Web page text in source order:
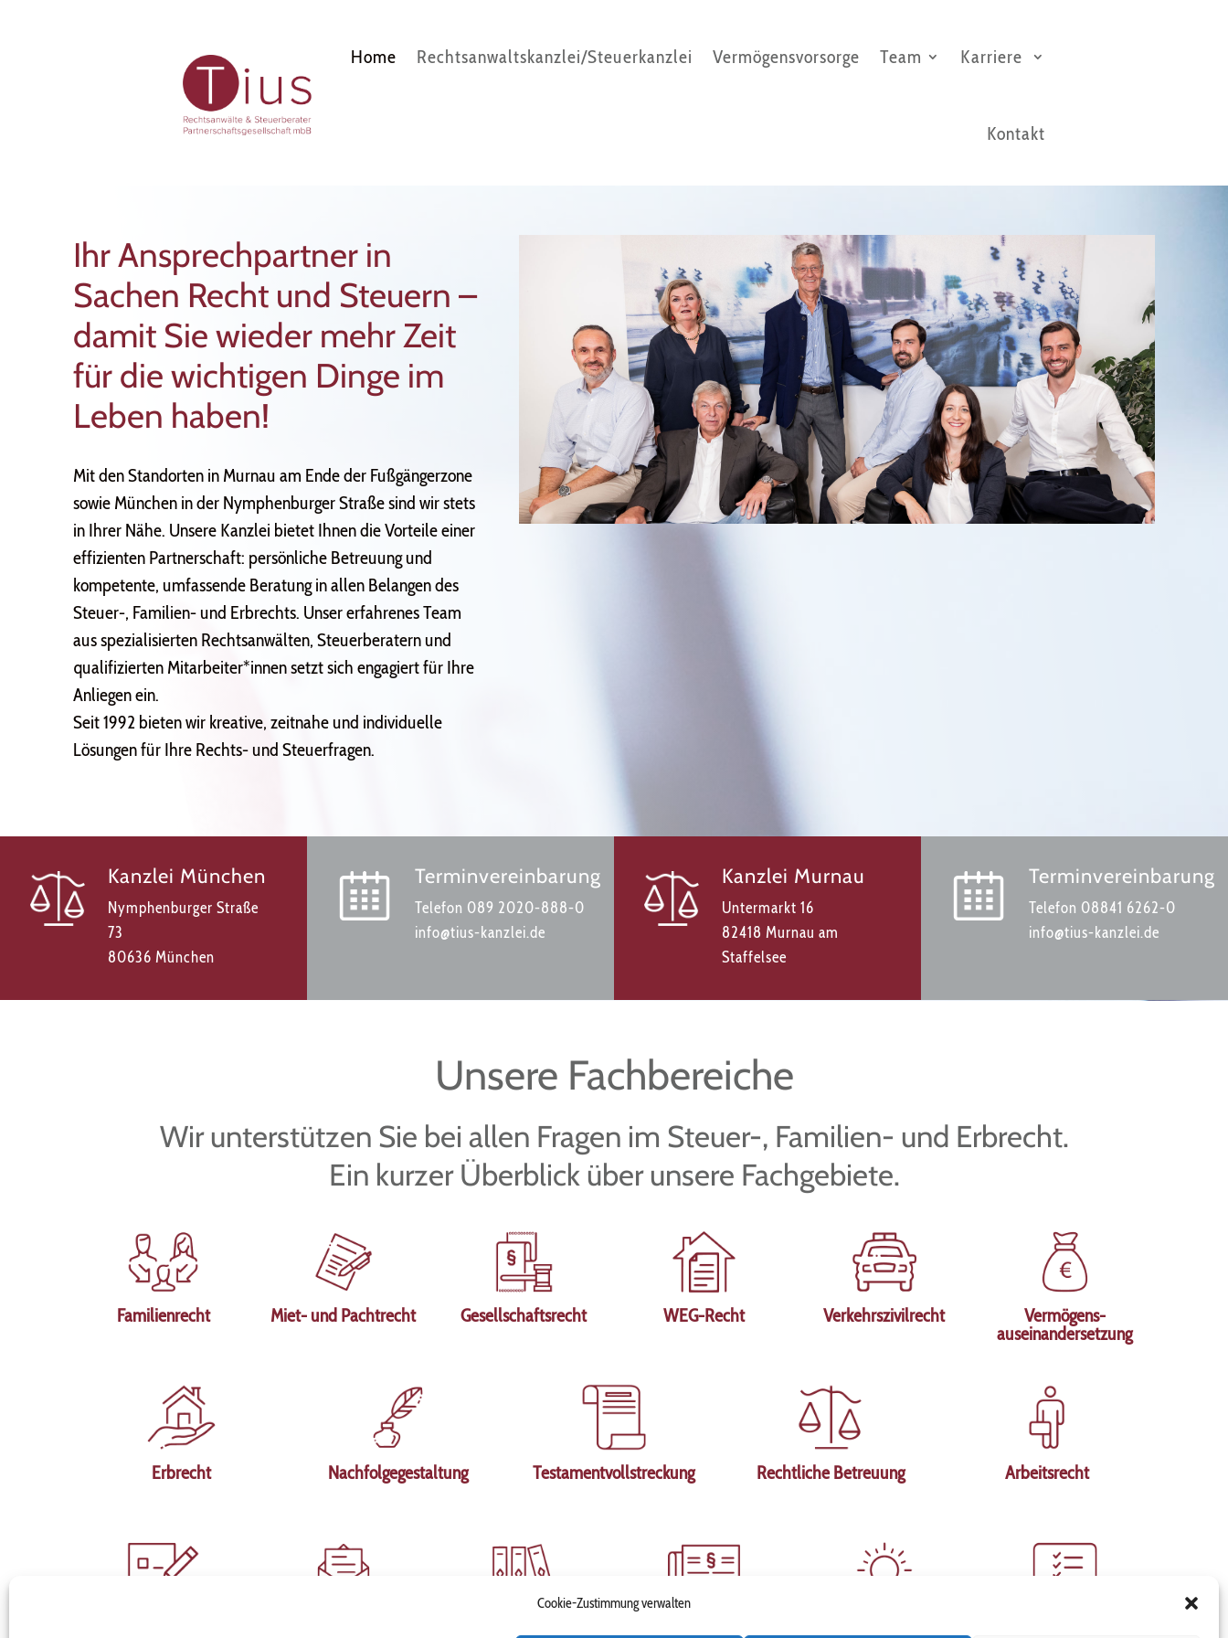
Cookie-Zustimmung verwalten
Home Rechtsanwaltskanzlei/Steuerkanzlei Vermögensvorsorge Team Karriere
Kontakt
Ihr Ansprechpartner in
Sachen Recht und Steuern –
damit Sie wieder mehr Zeit
für die wichtigen Dinge im
Leben haben!
Mit den Standorten in Murnau am Ende der Fußgängerzone
sowie München in der Nymphenburger Straße sind wir stets
in Ihrer Nähe. Unsere Kanzlei bietet Ihnen die Vorteile einer
effizienten Partnerschaft: persönliche Betreuung und
kompetente, umfassende Beratung in allen Belangen des
Steuer-, Familien- und Erbrechts. Unser erfahrenes Team
aus spezialisierten Rechtsanwälten, Steuerberatern und
qualifizierten Mitarbeiter*innen setzt sich engagiert für Ihre
Anliegen ein.
Seit 1992 bieten wir kreative, zeitnahe und individuelle
Lösungen für Ihre Rechts- und Steuerfragen.
Kanzlei München
Nymphenburger Straße
73
80636 München
Terminvereinbarung
Telefon 089 2020-888-0
info@tius-kanzlei.de
Kanzlei Murnau
Untermarkt 16
82418 Murnau am
Staffelsee
Terminvereinbarung
Telefon 08841 6262-0
info@tius-kanzlei.de
Unsere Fachbereiche
Wir unterstützen Sie bei allen Fragen im Steuer-, Familien- und Erbrecht.
Ein kurzer Überblick über unsere Fachgebiete.
Familienrecht Miet- und Pachtrecht Gesellschaftsrecht WEG-Recht Verkehrszivilrecht
Vermögens-
auseinandersetzung
Erbrecht Nachfolgegestaltung Testamentvollstreckung Rechtliche Betreuung Arbeitsrecht